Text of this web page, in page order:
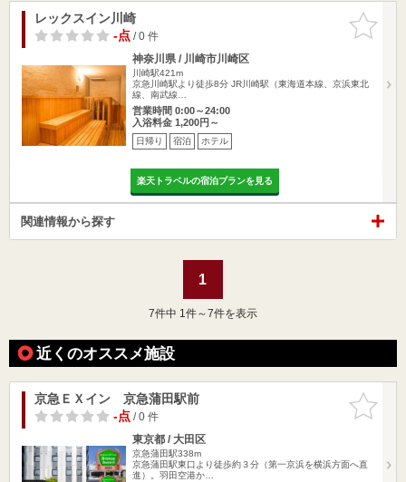
お気に入
りに追加
レックスイン川崎
-点/ 0 件
神奈川県 / 川崎市川崎区
川崎駅421m
京急川崎駅より徒歩8分 JR川崎駅（東海道本線、京浜東北
線、南武線…
営業時間 0:00～24:00
入浴料金 1,200円～
日帰り 宿泊 ホテル
楽天トラベルの宿泊プランを見る
関連情報から探す
1
7件中 1件～7件を表示
近くのオススメ施設
お気に入
りに追加
京急ＥＸイン 京急蒲田駅前
-点/ 0 件
東京都 / 大田区
京急蒲田駅338m
京急蒲田駅東口より徒歩約３分（第一京浜を横浜方面へ直
進）。羽田空港か…